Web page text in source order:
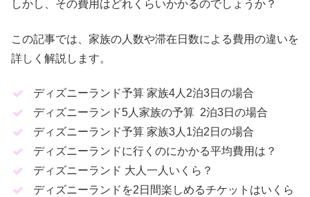
しかし、その費用はどれくらいかかるのでしょうか？
この記事では、家族の人数や滞在日数による費用の違いを
詳しく解説します。
ディズニーランド予算 家族4人2泊3日の場合
ディズニーランド5人家族の予算 2泊3日の場合
ディズニーランド予算 家族3人1泊2日の場合
ディズニーランドに行くのにかかる平均費用は？
ディズニーランド 大人一人いくら？
ディズニーランドを2日間楽しめるチケットはいくら